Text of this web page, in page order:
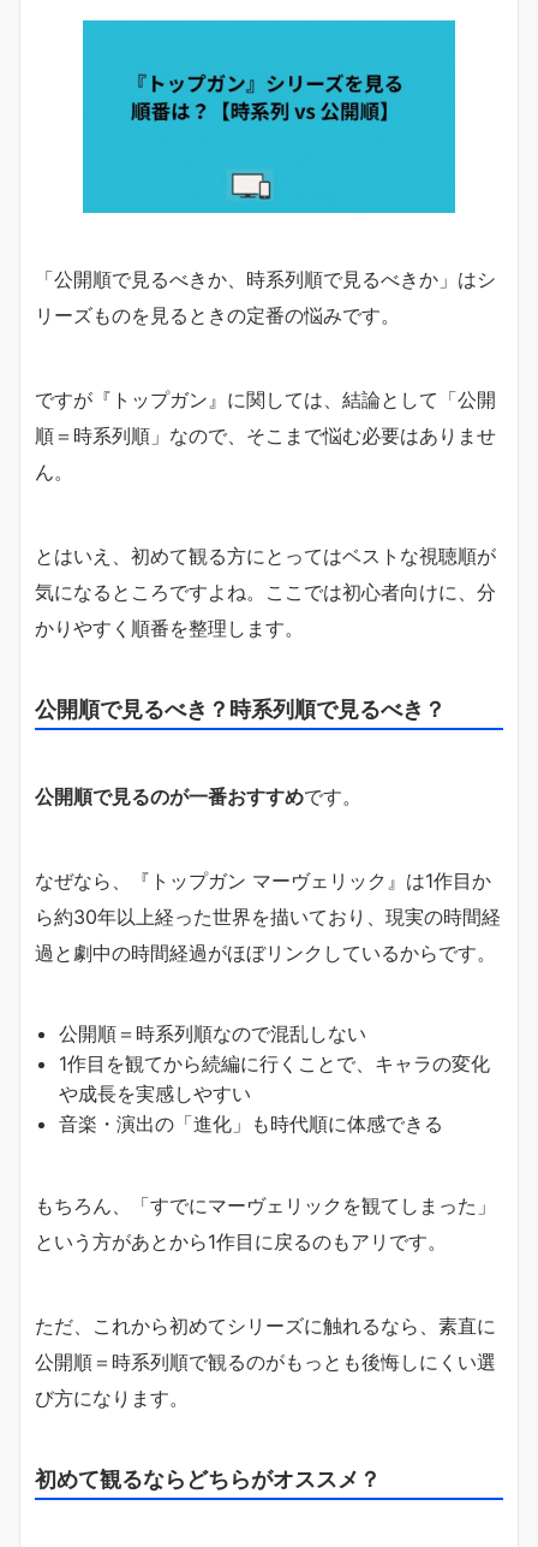
「公開順で見るべきか、時系列順で見るべきか」はシ
リーズものを見るときの定番の悩みです。
ですが『トップガン』に関しては、結論として「公開
順＝時系列順」なので、そこまで悩む必要はありませ
ん。
とはいえ、初めて観る方にとってはベストな視聴順が
気になるところですよね。ここでは初心者向けに、分
かりやすく順番を整理します。
公開順で見るべき？時系列順で見るべき？
公開順で見るのが一番おすすめです。
なぜなら、『トップガン マーヴェリック』は1作目か
ら約30年以上経った世界を描いており、現実の時間経
過と劇中の時間経過がほぼリンクしているからです。
公開順＝時系列順なので混乱しない
1作目を観てから続編に行くことで、キャラの変化
や成長を実感しやすい
音楽・演出の「進化」も時代順に体感できる
もちろん、「すでにマーヴェリックを観てしまった」
という方があとから1作目に戻るのもアリです。
ただ、これから初めてシリーズに触れるなら、素直に
公開順＝時系列順で観るのがもっとも後悔しにくい選
び方になります。
初めて観るならどちらがオススメ？